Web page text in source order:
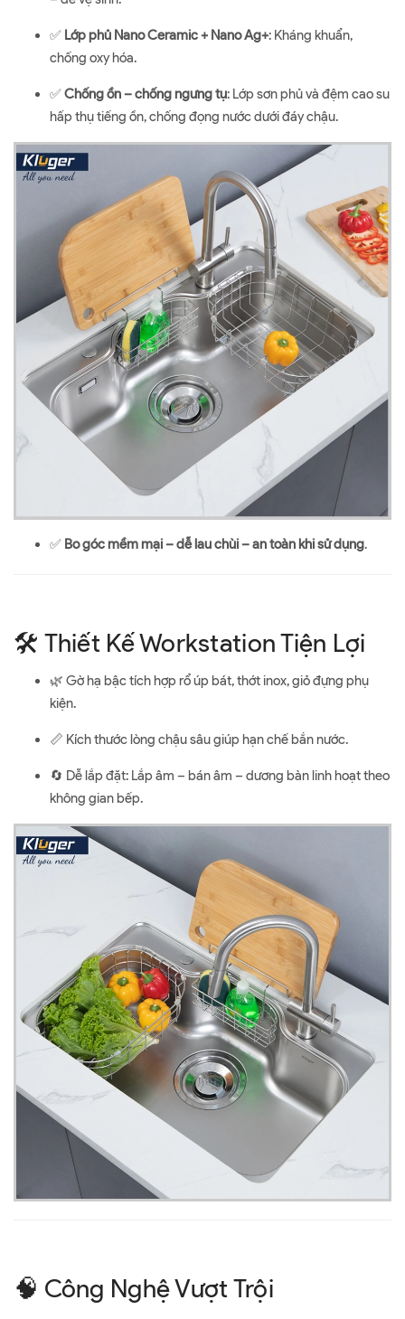
✅ Lớp phủ Nano Ceramic + Nano Ag+: Kháng khuẩn,
chống oxy hóa.
✅Chống ồn – chống ngưng tụ: Lớp sơn phủ và đệm cao su
hấp thụ tiếng ồn, chống đọng nước dưới đáy chậu.
✅ Bo góc mềm mại – dễ lau chùi – an toàn khi sử dụng.
🛠️ Thiết Kế Workstation Tiện Lợi
🌿 Gờ hạ bậc tích hợp rổ úp bát, thớt inox, giỏ đựng phụ
kiện.
📏 Kích thước lòng chậu sâu giúp hạn chế bắn nước.
🔄 Dễ lắp đặt: Lắp âm – bán âm – dương bàn linh hoạt theo
không gian bếp.
🧠 Công Nghệ Vượt Trội